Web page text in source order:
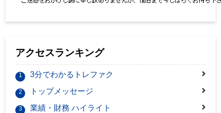
アクセスランキング
1 3分でわかるトレファク
2 トップメッセージ
3 業績・財務 ハイライト